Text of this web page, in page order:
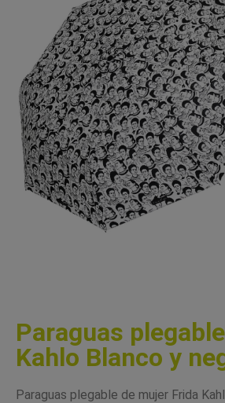
Paraguas
Kahlo Blanco y
Paraguas plegable de mujer Frida